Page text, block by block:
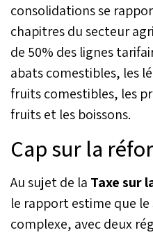
consolidations se
chapitres du secteur
de 50% des lignes
abats comestibles, les
fruits comestibles, les
fruits et les boissons.
Cap sur la
Au sujet de la Taxe sur
le rapport estime que le
complexe, avec deux